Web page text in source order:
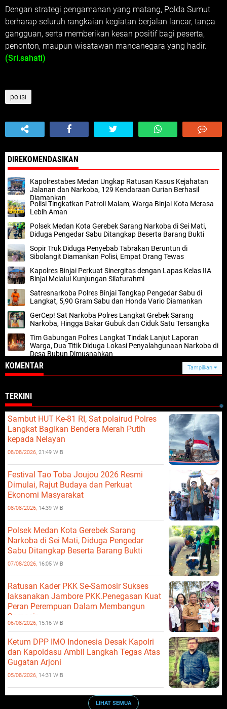
Dengan strategi pengamanan yang matang, Polda Sumut
berharap seluruh rangkaian kegiatan berjalan lancar, tanpa
gangguan, serta memberikan kesan positif bagi peserta,
penonton, maupun wisatawan mancanegara yang hadir.
(Sri.sahati)
polisi
DIREKOMENDASIKAN
Kapolrestabes Medan Ungkap Ratusan Kasus Kejahatan
Jalanan dan Narkoba, 129 Kendaraan Curian Berhasil
Diamankan
Polisi Tingkatkan Patroli Malam, Warga Binjai Kota Merasa
Lebih Aman
Polsek Medan Kota Gerebek Sarang Narkoba di Sei Mati,
Diduga Pengedar Sabu Ditangkap Beserta Barang Bukti
Sopir Truk Diduga Penyebab Tabrakan Beruntun di
Sibolangit Diamankan Polisi, Empat Orang Tewas
Kapolres Binjai Perkuat Sinergitas dengan Lapas Kelas IIA
Binjai Melalui Kunjungan Silaturahmi
Satresnarkoba Polres Binjai Tangkap Pengedar Sabu di
Langkat, 5,90 Gram Sabu dan Honda Vario Diamankan
GerCep! Sat Narkoba Polres Langkat Grebek Sarang
Narkoba, Hingga Bakar Gubuk dan Ciduk Satu Tersangka
Tim Gabungan Polres Langkat Tindak Lanjut Laporan
Warga, Dua Titik Diduga Lokasi Penyalahgunaan Narkoba di
Desa Bubun Dimusnahkan
KOMENTAR Tampilkan
TERKINI
Sambut HUT Ke-81 RI, Sat polairud Polres
Langkat Bagikan Bendera Merah Putih
kepada Nelayan
08/08/2026, 21:49 WIB
Festival Tao Toba Joujou 2026 Resmi
Dimulai, Rajut Budaya dan Perkuat
Ekonomi Masyarakat
08/08/2026, 14:39 WIB
Polsek Medan Kota Gerebek Sarang
Narkoba di Sei Mati, Diduga Pengedar
Sabu Ditangkap Beserta Barang Bukti
07/08/2026, 16:05 WIB
Ratusan Kader PKK Se-Samosir Sukses
laksanakan Jambore PKK.Penegasan Kuat
Peran Perempuan Dalam Membangun
Samosir.
06/08/2026, 15:16 WIB
Ketum DPP IMO Indonesia Desak Kapolri
dan Kapoldasu Ambil Langkah Tegas Atas
Gugatan Arjoni
05/08/2026, 14:31 WIB
LIHAT SEMUA